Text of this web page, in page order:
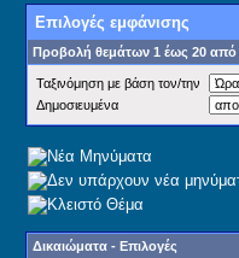
Επιλογές εμφάνισης
Προβολή θεμάτων 1 έως 20 από
Ταξινόμηση με βάση τον/την
Δημοσιευμένα
Δικαιώματα - Επιλογές